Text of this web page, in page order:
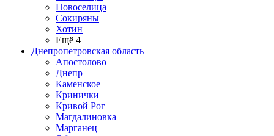
Новоселица
Сокиряны
Хотин
Ещё 4
Днепропетровская область
Апостолово
Днепр
Каменское
Кринички
Кривой Рог
Магдалиновка
Марганец